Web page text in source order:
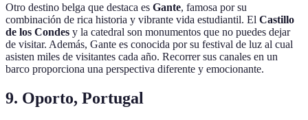
Otro destino belga que destaca es Gante, famosa por su
combinación de rica historia y vibrante vida estudiantil. El Castillo
de los Condes y la catedral son monumentos que no puedes dejar
de visitar. Además, Gante es conocida por su festival de luz al cual
asisten miles de visitantes cada año. Recorrer sus canales en un
barco proporciona una perspectiva diferente y emocionante.
9. Oporto, Portugal